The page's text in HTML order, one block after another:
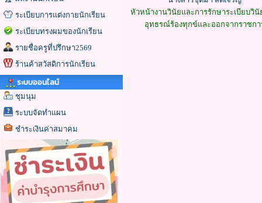
ระเบียบการแต่งกายนักเรียน
ระเบียบทรงผมของนักเรียน
รายชื่อครูที่ปรึกษา2569
ร้านค้าสวัสดิการนักเรียน
ระบบออนไลน์
ชุมนุม
ระบบจัดทำแผน
ชำระเงินค่าสมาคม
หัวหน้างานวินัยและการรักษาระเบียบวินั
อุทธรณ์ร้องทุกข์และออกจากราชกา